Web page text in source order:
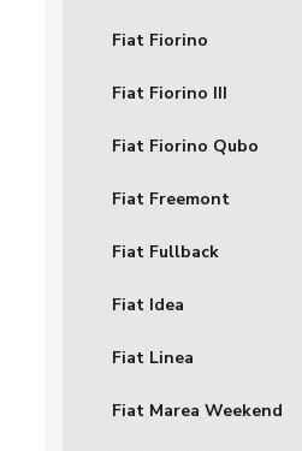
Fiat Fiorino
Fiat Fiorino III
Fiat Fiorino Qubo
Fiat Freemont
Fiat Fullback
Fiat Idea
Fiat Linea
Fiat Marea Weekend